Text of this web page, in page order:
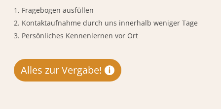
Fragebogen ausfüllen
Kontaktaufnahme durch uns innerhalb weniger Tage
Persönliches Kennenlernen vor Ort
Alles zur Vergabe!